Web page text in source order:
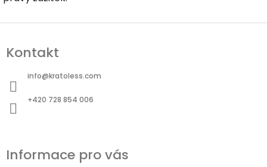
á
p
Kontakt
info@kratoless.com
+420 728 854 006
Informace pro vás